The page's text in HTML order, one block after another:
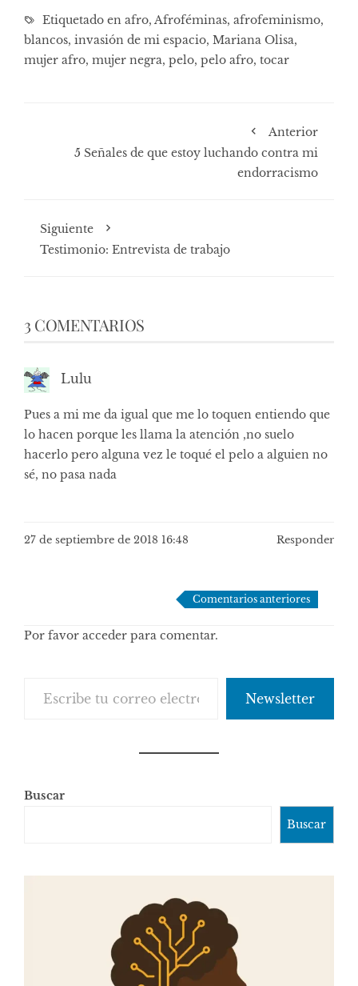
Etiquetado en afro, Afroféminas, afrofeminismo,
blancos, invasión de mi espacio, Mariana Olisa,
mujer afro, mujer negra, pelo, pelo afro, tocar
Anterior
5 Señales de que estoy luchando contra mi
endorracismo
Siguiente
Testimonio: Entrevista de trabajo
3 COMENTARIOS
Lulu
Pues a mi me da igual que me lo toquen entiendo que
lo hacen porque les llama la atención ,no suelo
hacerlo pero alguna vez le toqué el pelo a alguien no
sé, no pasa nada
27 de septiembre de 2018 16:48 Responder
comentarios
Comentarios anteriores
Por favor acceder para comentar.
Newsletter
Buscar
Buscar